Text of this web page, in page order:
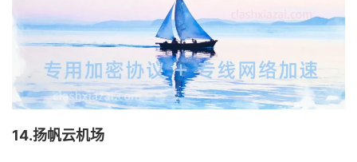
14.扬帆云机场